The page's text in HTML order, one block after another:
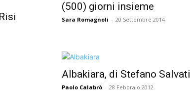
(500) giorni insieme
Sara Romagnoli - 20 Settembre 2014
Albakiara, di Stefano Salvati
Paolo Calabrò - 28 Febbraio 2012